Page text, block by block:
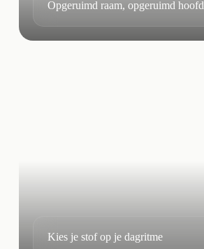
Opgeruimd raam, opgeruimd hoofd
Kies je stof op je dagritme